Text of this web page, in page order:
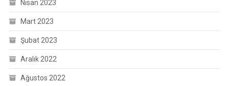
Nisan 2023
Mart 2023
Şubat 2023
Aralık 2022
Ağustos 2022